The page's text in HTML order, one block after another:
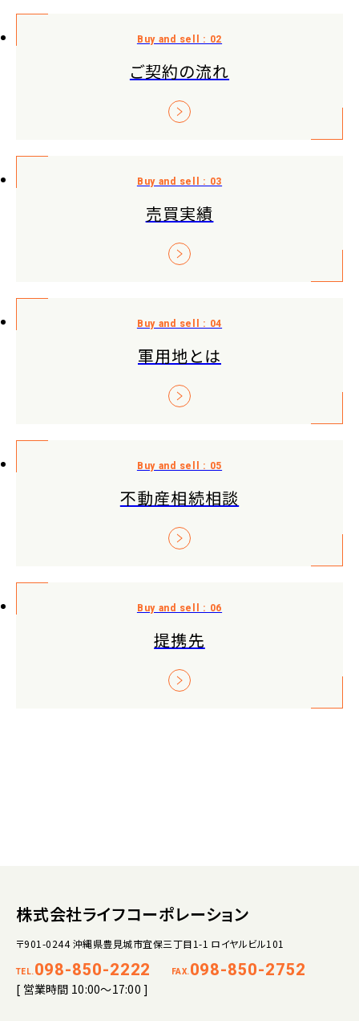
ご契約の流れ
売買実績
軍用地とは
不動産相続相談
提携先
株式会社ライフコーポレーション
〒901-0244 沖縄県豊見城市宜保三丁目1-1 ロイヤルビル101
TEL. 098-850-2222 FAX. 098-850-2752
[ 営業時間 10:00～17:00 ]